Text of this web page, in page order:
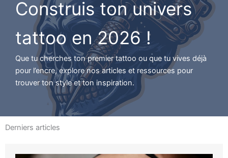
Construis ton univers
tattoo en 2026 !
Que tu cherches ton premier tattoo ou que tu vives déjà
pour l’encre, explore nos articles et ressources pour
trouver ton style et ton inspiration.
Derniers articles